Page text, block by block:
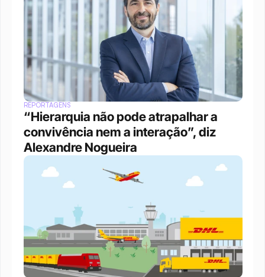
REPORTAGENS
“Hierarquia não pode atrapalhar a
convivência nem a interação”, diz
Alexandre Nogueira